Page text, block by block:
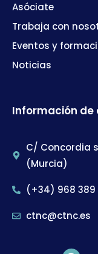
Asóciate
Trabaja con
Eventos y
Noticias
Información
C/ Concordia
(Murcia)
(+34) 968 389
ctnc@ctnc.es